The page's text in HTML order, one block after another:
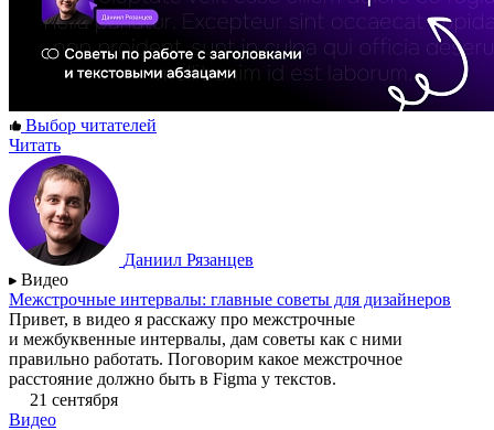
Выбор читателей
Читать
Даниил Рязанцев
Видео
Межстрочные интервалы: главные советы для дизайнеров
Привет, в видео я расскажу про межстрочные
и межбуквенные интервалы, дам советы как с ними
правильно работать. Поговорим какое межстрочное
расстояние должно быть в Figma у текстов.
21 сентября
Видео